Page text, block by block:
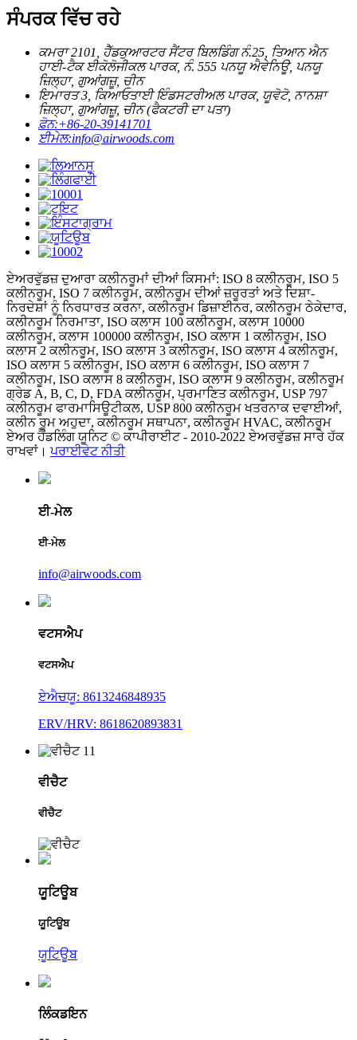
ਸੰਪਰਕ ਵਿੱਚ ਰਹੇ
ਕਮਰਾ 2101, ਹੈੱਡਕੁਆਰਟਰ ਸੈਂਟਰ ਬਿਲਡਿੰਗ ਨੰ.25, ਤਿਆਨ ਐਨ
ਹਾਈ-ਟੈਕ ਈਕੋਲੋਜੀਕਲ ਪਾਰਕ, ​​ਨੰ. 555 ਪਨਯੂ ਐਵੇਨਿਊ, ਪਨਯੂ
ਜ਼ਿਲ੍ਹਾ, ਗੁਆਂਗਜ਼ੂ, ਚੀਨ
ਇਮਾਰਤ 3, ਕਿਆਓਤਾਈ ਇੰਡਸਟਰੀਅਲ ਪਾਰਕ, ​​ਯੂਵੋਟੋ, ਨਾਨਸ਼ਾ
ਜ਼ਿਲ੍ਹਾ, ਗੁਆਂਗਜ਼ੂ, ਚੀਨ (ਫੈਕਟਰੀ ਦਾ ਪਤਾ)
ਫ਼ੋਨ:+86-20-39141701
ਈਮੇਲ:info@airwoods.com
ਏਅਰਵੁੱਡਜ਼ ਦੁਆਰਾ ਕਲੀਨਰੂਮਾਂ ਦੀਆਂ ਕਿਸਮਾਂ: ISO 8 ਕਲੀਨਰੂਮ, ISO 5
ਕਲੀਨਰੂਮ, ISO 7 ਕਲੀਨਰੂਮ, ਕਲੀਨਰੂਮ ਦੀਆਂ ਜ਼ਰੂਰਤਾਂ ਅਤੇ ਦਿਸ਼ਾ-
ਨਿਰਦੇਸ਼ਾਂ ਨੂੰ ਨਿਰਧਾਰਤ ਕਰਨਾ, ਕਲੀਨਰੂਮ ਡਿਜ਼ਾਈਨਰ, ਕਲੀਨਰੂਮ ਠੇਕੇਦਾਰ,
ਕਲੀਨਰੂਮ ਨਿਰਮਾਤਾ, ISO ਕਲਾਸ 100 ਕਲੀਨਰੂਮ, ਕਲਾਸ 10000
ਕਲੀਨਰੂਮ, ਕਲਾਸ 100000 ਕਲੀਨਰੂਮ, ISO ਕਲਾਸ 1 ਕਲੀਨਰੂਮ, ISO
ਕਲਾਸ 2 ਕਲੀਨਰੂਮ, ISO ਕਲਾਸ 3 ਕਲੀਨਰੂਮ, ISO ਕਲਾਸ 4 ਕਲੀਨਰੂਮ,
ISO ਕਲਾਸ 5 ਕਲੀਨਰੂਮ, ISO ਕਲਾਸ 6 ਕਲੀਨਰੂਮ, ISO ਕਲਾਸ 7
ਕਲੀਨਰੂਮ, ISO ਕਲਾਸ 8 ਕਲੀਨਰੂਮ, ISO ਕਲਾਸ 9 ਕਲੀਨਰੂਮ, ਕਲੀਨਰੂਮ
ਗ੍ਰੇਡ A, B, C, D, FDA ਕਲੀਨਰੂਮ, ਪ੍ਰਮਾਣਿਤ ਕਲੀਨਰੂਮ, USP 797
ਕਲੀਨਰੂਮ ਫਾਰਮਾਸਿਊਟੀਕਲ, USP 800 ਕਲੀਨਰੂਮ ਖਤਰਨਾਕ ਦਵਾਈਆਂ,
ਕਲੀਨ ਰੂਮ ਅਹੁਦਾ, ਕਲੀਨਰੂਮ ਸਥਾਪਨਾ, ਕਲੀਨਰੂਮ HVAC, ਕਲੀਨਰੂਮ
ਏਅਰ ਹੈਂਡਲਿੰਗ ਯੂਨਿਟ © ਕਾਪੀਰਾਈਟ - 2010-2022 ਏਅਰਵੁੱਡਜ਼ ਸਾਰੇ ਹੱਕ
ਰਾਖਵਾਂ। ਪਰਾਈਵੇਟ ਨੀਤੀ
ਈ-ਮੇਲ
ਈ-ਮੇਲ
info@airwoods.com
ਵਟਸਐਪ
ਵਟਸਐਪ
ਏਐਚਯੂ: 8613246848935
ERV/HRV: 8618620893831
ਵੀਚੈਟ
ਵੀਚੈਟ
ਯੂਟਿਊਬ
ਯੂਟਿਊਬ
ਯੂਟਿਊਬ
ਲਿੰਕਡਇਨ